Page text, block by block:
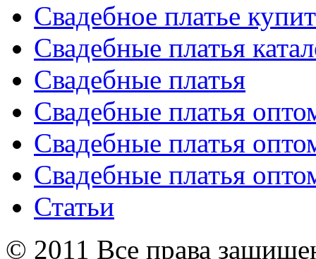
Свадебное платье
Свадебные платья
Свадебные платья
Свадебные платья
Свадебные платья
Свадебные платья
Статьи
© 2011 Все права